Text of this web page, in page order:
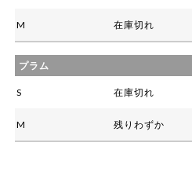
M 在庫切れ
プラム
S 在庫切れ
M 残りわずか